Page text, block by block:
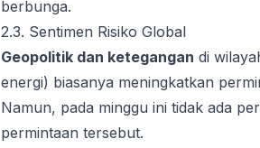
berbunga.
2.3. Sentimen Risiko Global
Geopolitik dan ketegangan di
energi) biasanya meningkatkan
Namun, pada minggu ini tidak ada
permintaan tersebut.